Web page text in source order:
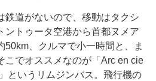
道がないので、移動はタクシ
ントゥータ空港から首都ヌメア
50km、クルマで小一時間と、ま
こでオススメなのが「Arc en cie
というリムジンバス。飛行機の